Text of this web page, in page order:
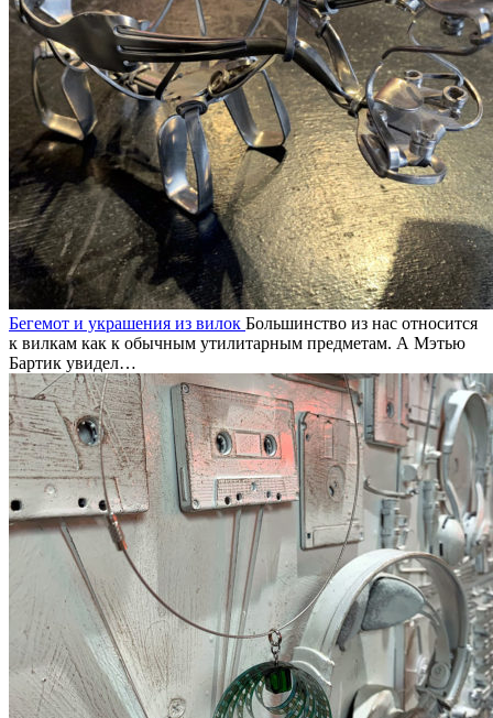
Бегемот и украшения из вилок Большинство из нас относится
к вилкам как к обычным утилитарным предметам. А Мэтью
Бартик увидел…